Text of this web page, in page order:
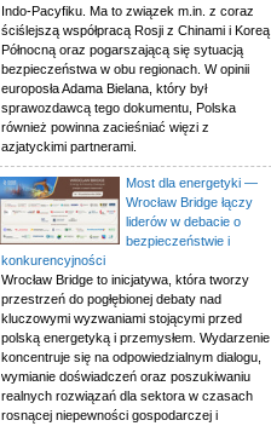
Indo-Pacyfiku. Ma to związek m.in. z coraz
ściślejszą współpracą Rosji z Chinami i Koreą
Północną oraz pogarszającą się sytuacją
bezpieczeństwa w obu regionach. W opinii
europosła Adama Bielana, który był
sprawozdawcą tego dokumentu, Polska
również powinna zacieśniać więzi z
azjatyckimi partnerami.
Most dla energetyki —
Wrocław Bridge łączy
liderów w debacie o
bezpieczeństwie i
konkurencyjności
Wrocław Bridge to inicjatywa, która tworzy
przestrzeń do pogłębionej debaty nad
kluczowymi wyzwaniami stojącymi przed
polską energetyką i przemysłem. Wydarzenie
koncentruje się na odpowiedzialnym dialogu,
wymianie doświadczeń oraz poszukiwaniu
realnych rozwiązań dla sektora w czasach
rosnącej niepewności gospodarczej i